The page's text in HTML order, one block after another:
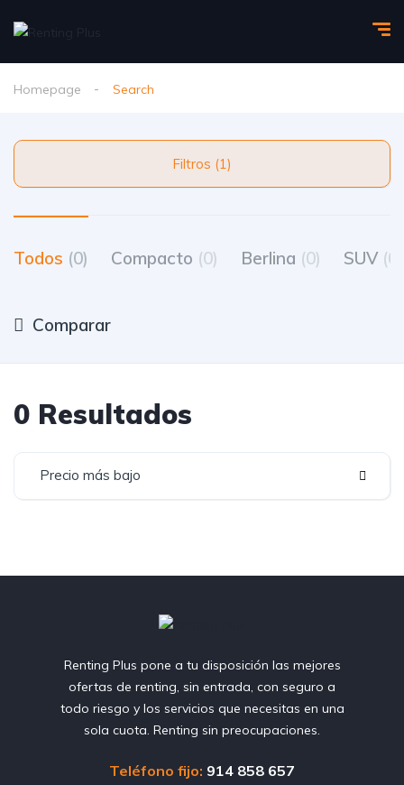
Homepage Search
Filtros (1)
Todos (0) Compacto (0) Berlina (0) SUV (0)
Comparar
0 Resultados
Precio más bajo
Renting Plus pone a tu disposición las mejores
ofertas de renting, sin entrada, con seguro a
todo riesgo y los servicios que necesitas en una
sola cuota. Renting sin preocupaciones.
Teléfono fijo: 914 858 657